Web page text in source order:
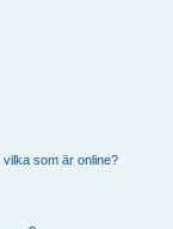
som är online?